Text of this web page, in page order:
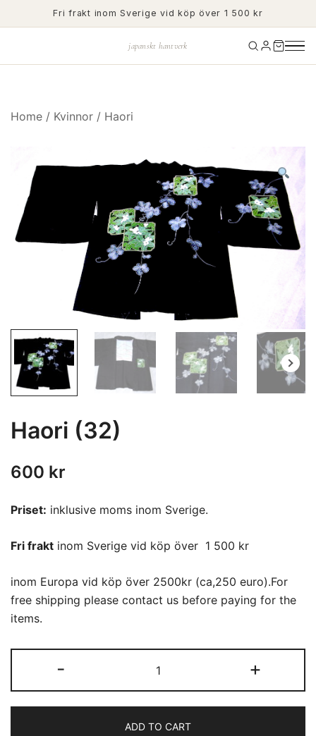
to
Fri frakt inom Sverige vid köp över 1 500 kr
japanskt hantverk
Home / Kvinnor / Haori
Haori (32)
600 kr
Priset: inklusive moms inom Sverige.
Fri frakt inom Sverige vid köp över 1 500 kr
inom Europa vid köp över 2500kr (ca,250 euro).For
free shipping please contact us before paying for the
items.
-
(32)
quantity
+
ADD TO CART